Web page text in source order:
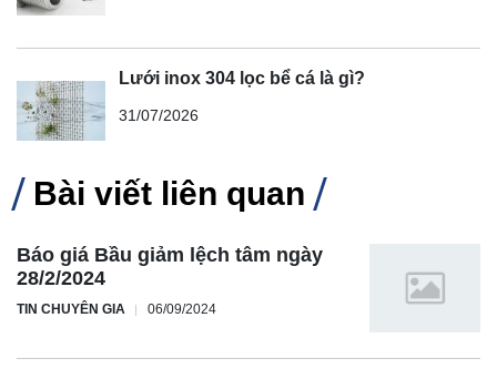
Lưới inox 304 lọc bể cá là gì?
31/07/2026
Bài viết liên quan
Báo giá Bầu giảm lệch tâm ngày
28/2/2024
TIN CHUYÊN GIA 06/09/2024